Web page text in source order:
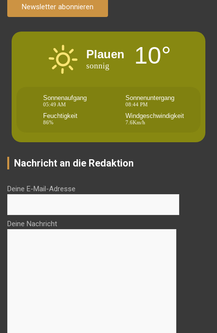
Newsletter abonnieren
Plauen
sonnig 10°
Sonnenaufgang
05:49 AM
Sonnenuntergang
08:44 PM
Feuchtigkeit
86%
Windgeschwindigkeit
7.6Km/h
Nachricht an die Redaktion
Deine E-Mail-Adresse
Deine Nachricht